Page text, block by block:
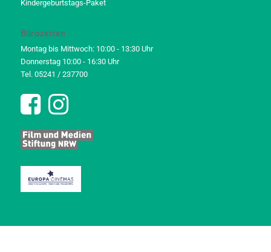
Kindergeburtstags-Paket
Bürozeiten
Montag bis Mittwoch: 10:00 - 13:30 Uhr
Donnerstag 10:00 - 16:30 Uhr
Tel. 05241 / 237700